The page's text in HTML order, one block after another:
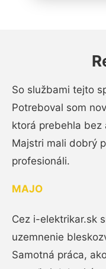
So službami tejto
Potreboval som
ktorá prebehla bez
Majstri mali dobrý
profesionáli.
MAJO
Cez i-elektrikar.sk
uzemnenie
Samotná práca,